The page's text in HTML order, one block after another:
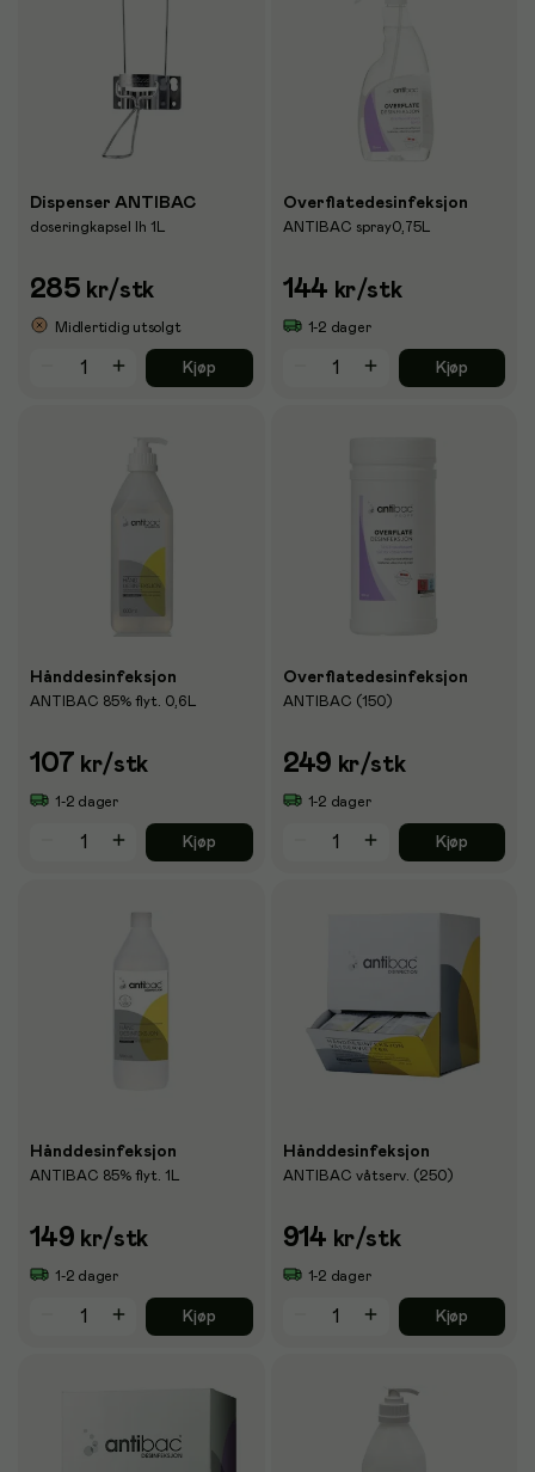
Dispenser ANTIBAC
doseringkapsel lh 1L
285 kr/stk
Midlertidig utsolgt
Kjøp
Overflatedesinfeksjon
ANTIBAC spray0,75L
144 kr/stk
1-2 dager
Kjøp
Hånddesinfeksjon
ANTIBAC 85% flyt. 0,6L
107 kr/stk
1-2 dager
Kjøp
Overflatedesinfeksjon
ANTIBAC (150)
249 kr/stk
1-2 dager
Kjøp
Hånddesinfeksjon
ANTIBAC 85% flyt. 1L
149 kr/stk
1-2 dager
Kjøp
Hånddesinfeksjon
ANTIBAC våtserv. (250)
914 kr/stk
1-2 dager
Kjøp